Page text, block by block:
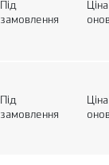
Під
замовлення
Ціна
Під
замовлення
Ціна